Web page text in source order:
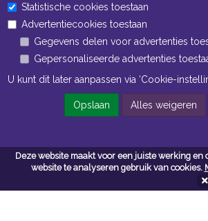
Deze website maakt voor een juiste werking en
website te analyseren gebruik van cookies.
Openingstijden Kantoor
Openingstijden Magazijn
Navigatie
Algemene voorwaarden
Privacy
Statistische cookies toestaan
Advertentiecookies toestaan
Gegevens delen voor advertenties
Gepersonaliseerde advertenties
U kunt dit later aanpassen via ‘Cookie-
Opslaan Alles weigeren